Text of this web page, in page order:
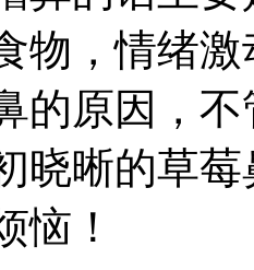
物，情绪
的原因，
晓晰的草
恼！